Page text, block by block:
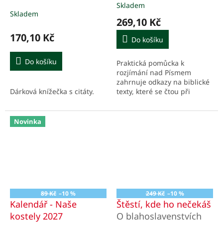
Skladem
170,10 Kč
Do košíku
Dárková knížečka s citáty.
Průměrné
produktu
5,0
5
hvězdiček.
Skladem
269,10 Kč
Do košíku
Praktická pomůcka k
rozjímání nad Písmem
zahrnuje odkazy na biblické
texty, které se čtou při
eucharistie v průběhu
Novinka
89 Kč –10 %
Kalendář - Naše
kostely 2027
249 Kč –10 %
Štěstí, kde ho nečekáš
O blahoslavenstvích